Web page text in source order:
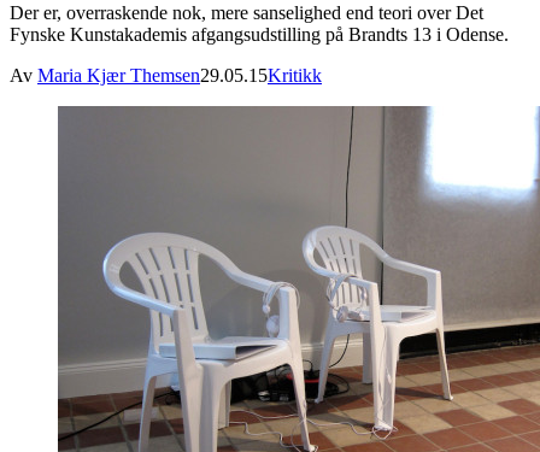
Der er, overraskende nok, mere sanselighed end teori over Det
Fynske Kunstakademis afgangsudstilling på Brandts 13 i Odense.
Av Maria Kjær Themsen29.05.15Kritikk